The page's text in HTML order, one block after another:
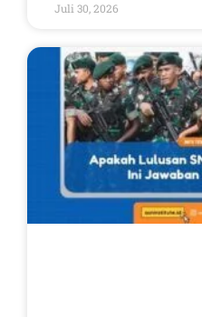
Juli 30, 2026